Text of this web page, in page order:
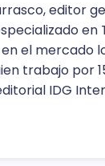
editor
en
el mercado
trabajo por
IDG